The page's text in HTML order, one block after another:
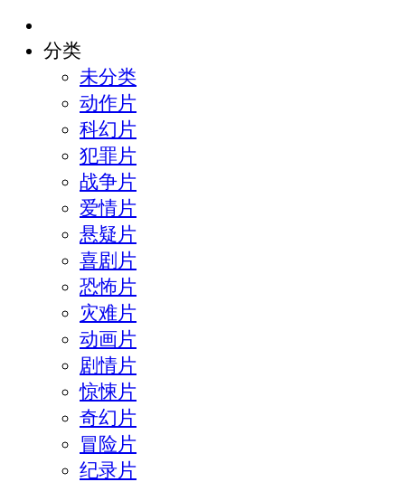
分类
未分类
动作片
科幻片
犯罪片
战争片
爱情片
悬疑片
喜剧片
恐怖片
灾难片
动画片
剧情片
惊悚片
奇幻片
冒险片
纪录片